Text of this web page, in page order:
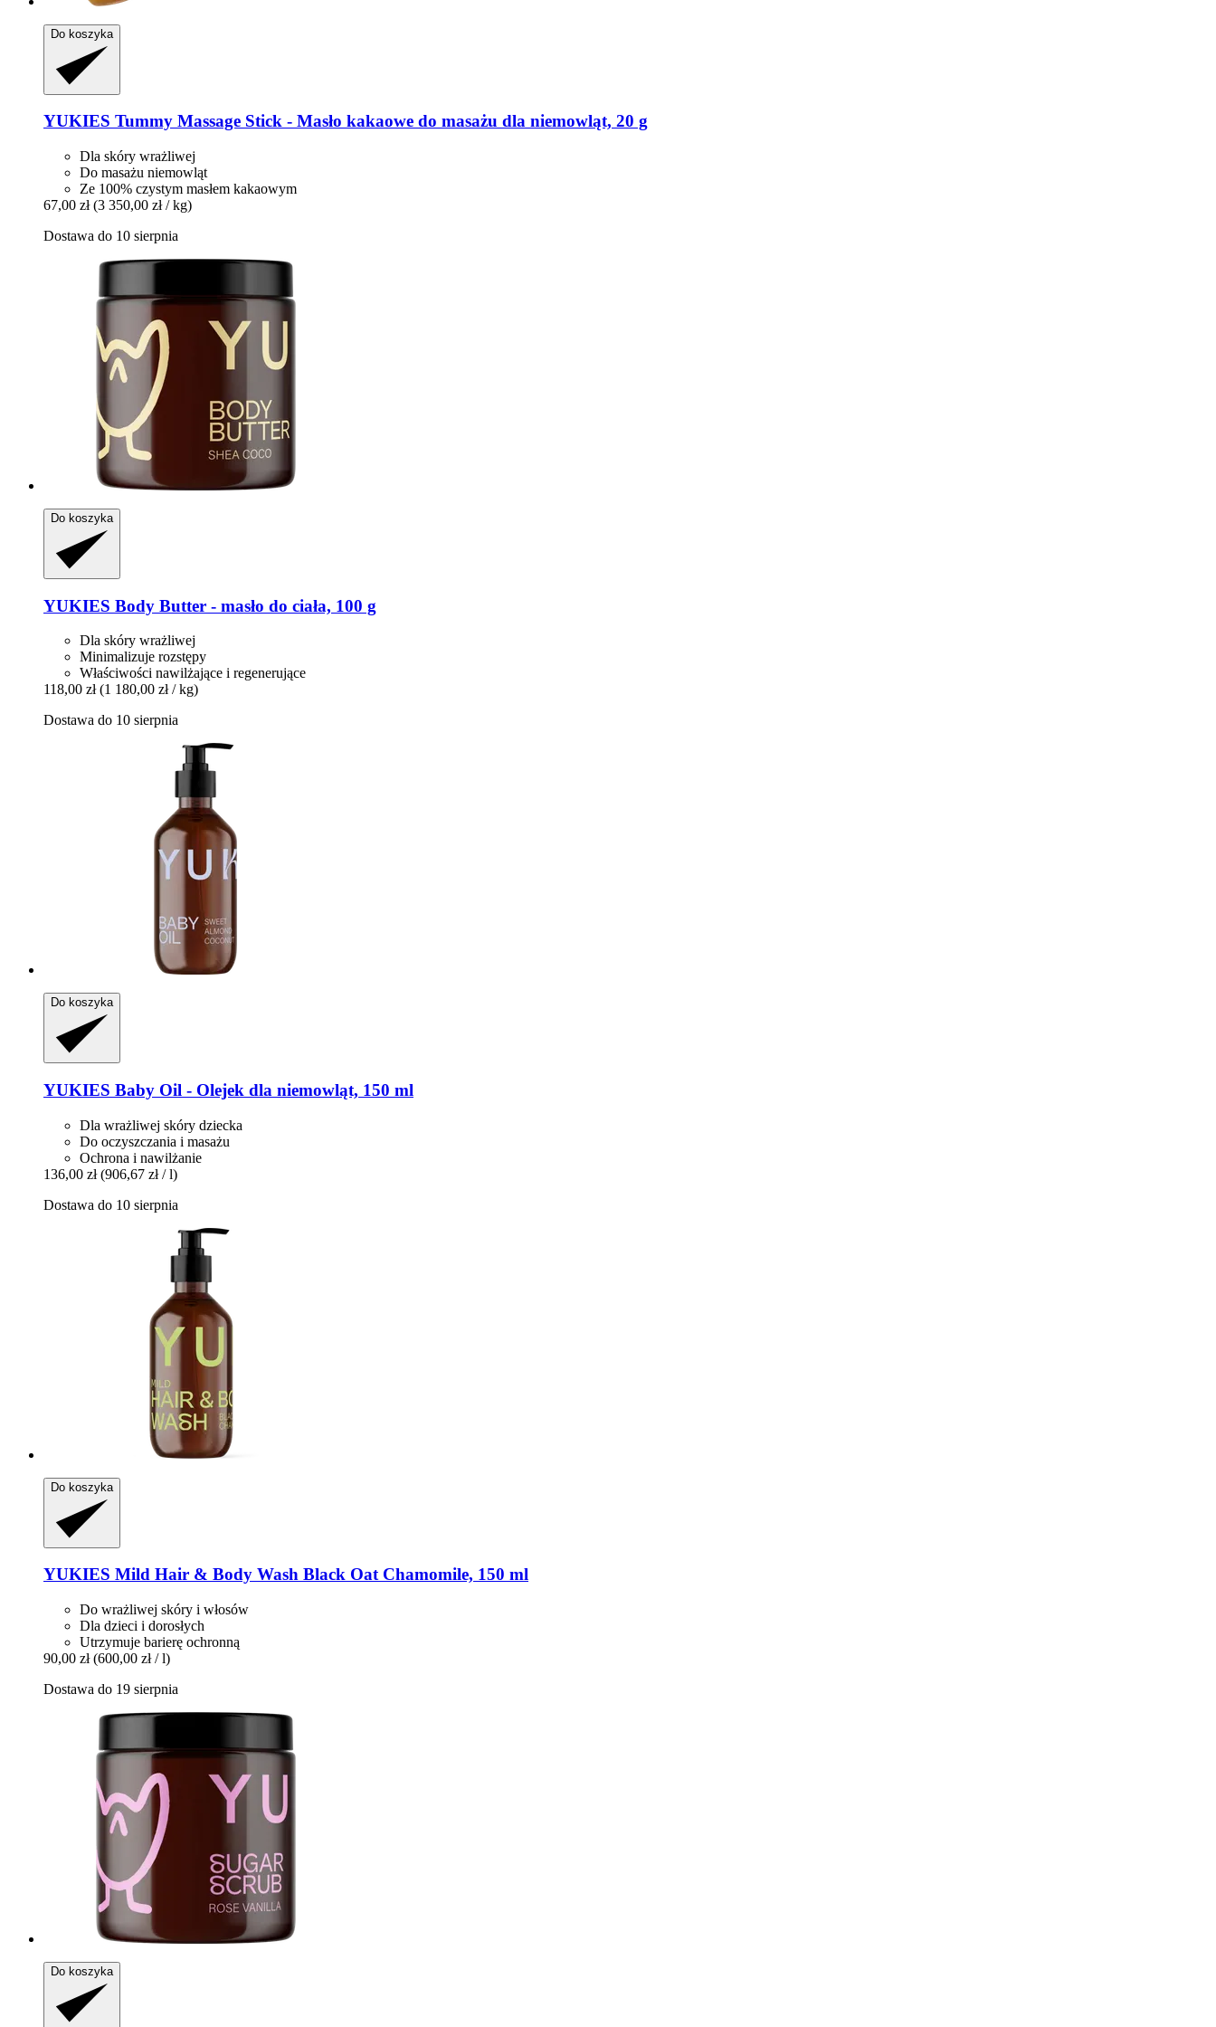
Do koszyka
YUKIES Tummy Massage Stick -​ Masło kakaowe do masażu dla niemowląt, 20 g
Dla skóry wrażliwej
Do masażu niemowląt
Ze 100% czystym masłem kakaowym
67,00 zł (3 350,00 zł / kg)
Dostawa do 10 sierpnia
Do koszyka
YUKIES Body Butter -​ masło do ciała, 100 g
Dla skóry wrażliwej
Minimalizuje rozstępy
Właściwości nawilżające i regenerujące
118,00 zł (1 180,00 zł / kg)
Dostawa do 10 sierpnia
Do koszyka
YUKIES Baby Oil -​ Olejek dla niemowląt, 150 ml
Dla wrażliwej skóry dziecka
Do oczyszczania i masażu
Ochrona i nawilżanie
136,00 zł (906,67 zł / l)
Dostawa do 10 sierpnia
Do koszyka
YUKIES Mild Hair & Body Wash Black Oat Chamomile, 150 ml
Do wrażliwej skóry i włosów
Dla dzieci i dorosłych
Utrzymuje barierę ochronną
90,00 zł (600,00 zł / l)
Dostawa do 19 sierpnia
Do koszyka